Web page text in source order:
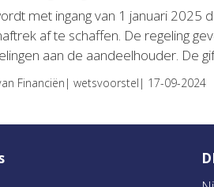
met ingang van 1 januari 2025
af te schaffen. De regeling
aan de aandeelhouder. De
Financiën| wetsvoorstel| 17-09-2024